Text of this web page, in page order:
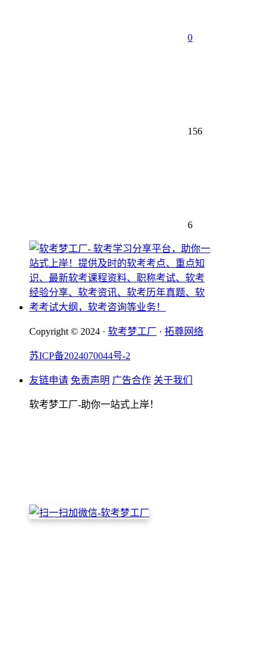
0
156
6
Copyright © 2024 · 软考梦工厂 · 拓尊网络
苏ICP备2024070044号-2
友链申请 免责声明 广告合作 关于我们
软考梦工厂-助你一站式上岸！